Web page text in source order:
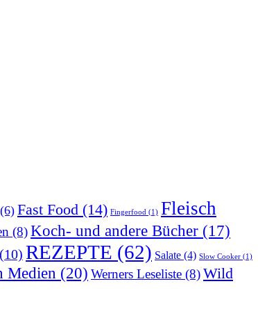
(6) Fast Food (14) Fingerfood (1) Fleisch
(8)Koch- und andere Bücher (17)
(10) REZEPTE (62) Salate (4) Slow Cooker (1)
Medien (20) Werners Leseliste (8)Wild